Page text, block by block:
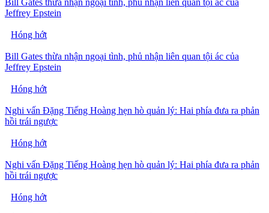
Bill Gates thừa nhận ngoại tình, phủ nhận liên quan tội ác của
Jeffrey Epstein
Hóng hớt
Bill Gates thừa nhận ngoại tình, phủ nhận liên quan tội ác của
Jeffrey Epstein
Hóng hớt
Nghi vấn Đặng Tiếng Hoàng hẹn hò quản lý: Hai phía đưa ra phản
hồi trái ngược
Hóng hớt
Nghi vấn Đặng Tiếng Hoàng hẹn hò quản lý: Hai phía đưa ra phản
hồi trái ngược
Hóng hớt